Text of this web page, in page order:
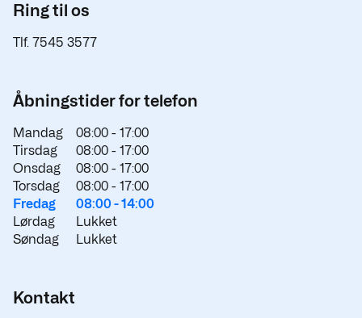
Ring til os
Tlf. 7545 3577
Åbningstider for telefon
Mandag 08:00 - 17:00
Tirsdag
08:00 - 17:00
Onsdag
08:00 - 17:00
Torsdag
08:00 - 17:00
Fredag
08:00 -14:00
Lørdag
Lukket
Søndag
Lukket
Kontakt